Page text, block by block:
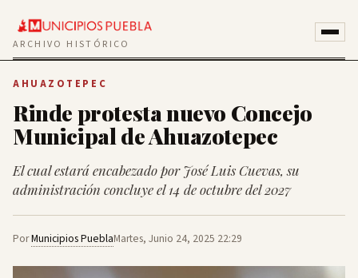
ARCHIVO HISTÓRICO
AHUAZOTEPEC
Rinde protesta nuevo Concejo
Municipal de Ahuazotepec
El cual estará encabezado por José Luis Cuevas, su
administración concluye el 14 de octubre del 2027
PorMunicipios PueblaMartes, Junio 24, 2025 22:29